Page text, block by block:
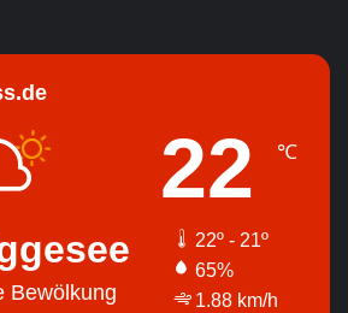
Bewölkung
22 ℃
22º - 21º
65%
1.88 km/h